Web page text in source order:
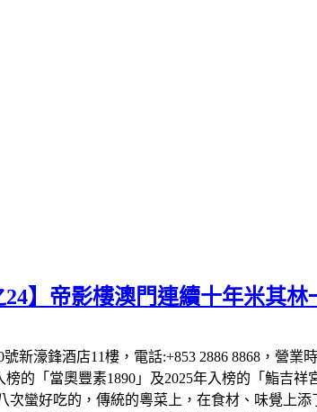
24】帝影樓澳門連續十年米其
新濠鋒酒店11樓，電話:+853 2886 8868，營業
的「當奧豐素1890」及2025年入榜的「鮨吉
蠻好吃的，傳統的粵菜上，在食材、味覺上